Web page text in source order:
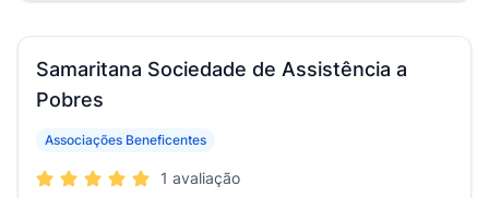
Samaritana Sociedade de Assistência a
Pobres
Associações Beneficentes
1 avaliação